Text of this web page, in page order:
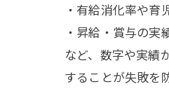
・有給消化率や育
・昇給・賞与の実
など、数字や実績
することが失敗を